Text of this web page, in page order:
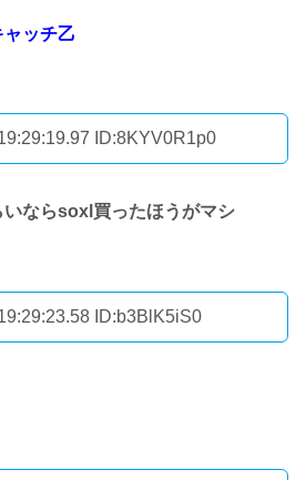
ッチ乙
ID:8KYV0R1p0
ならsoxl買ったほうがマシ
ID:b3BlK5iS0